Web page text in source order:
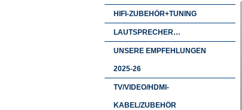
HIFI-ZUBEHÖR+TUNING
LAUTSPRECHER…
UNSERE EMPFEHLUNGEN
2025-26
TV/VIDEO/HDMI-
KABEL/ZUBEHÖR